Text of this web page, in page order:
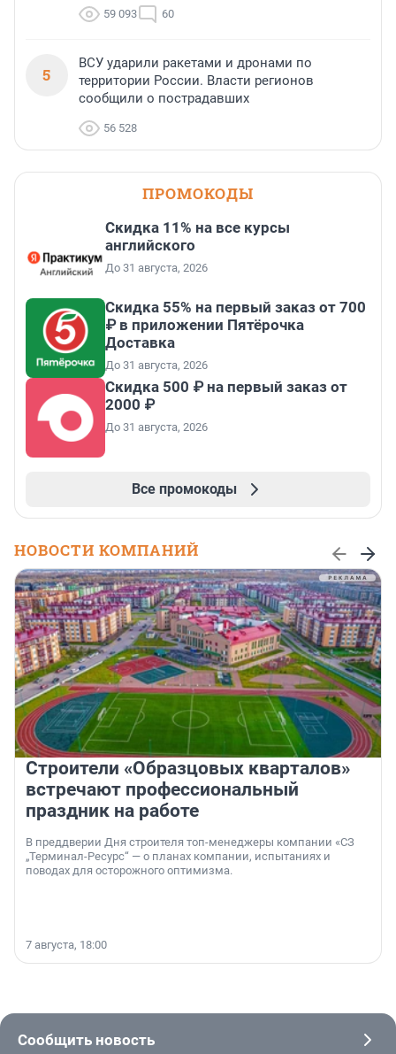
59 093 60
5
ВСУ ударили ракетами и дронами по
территории России. Власти регионов
сообщили о пострадавших
56 528
ПРОМОКОДЫ
Скидка 11% на все курсы
английского
До 31 августа, 2026
Скидка 55% на первый заказ от 700
₽ в приложении Пятёрочка
Доставка
До 31 августа, 2026
Скидка 500 ₽ на первый заказ от
2000 ₽
До 31 августа, 2026
Все промокоды
НОВОСТИ КОМПАНИЙ
Строители «Образцовых кварталов»
встречают профессиональный
праздник на работе
В преддверии Дня строителя топ-менеджеры компании «СЗ
„Терминал-Ресурс“ — о планах компании, испытаниях и
поводах для осторожного оптимизма.
7 августа, 18:00
Сообщить новость